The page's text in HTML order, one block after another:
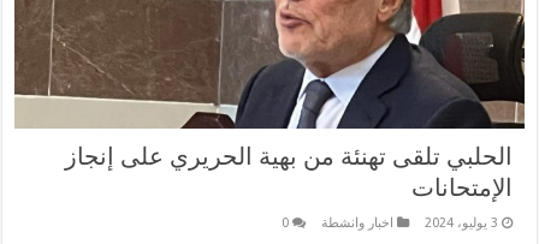
الحلبي تلقى تهنئة من بهية الحريري على إنجاز
الإمتحانات
3 يوليو، 2024 اخبار وانشطة 0